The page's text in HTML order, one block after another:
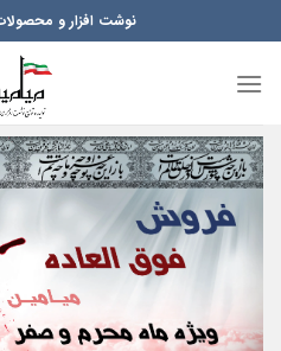
to
content
نوشت افزار و